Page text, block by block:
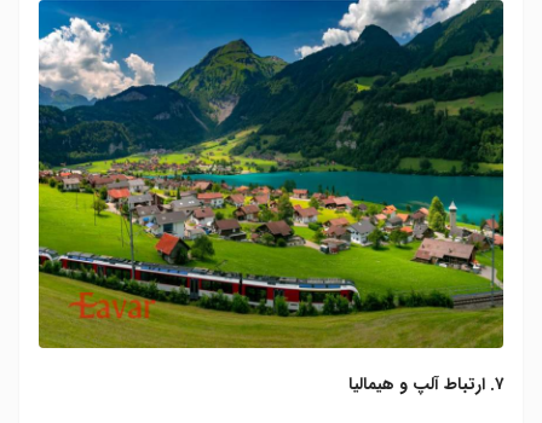
۷. ارتباط آلپ و هیمالیا